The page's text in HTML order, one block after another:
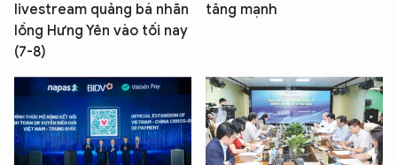
livestream quảng bá nhãn
lồng Hưng Yên vào tối nay
(7-8)
tăng mạnh